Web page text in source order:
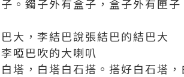
。鐲子外有盒子，盒子外有匣子
大，李結巴說張結巴的結巴大
啞巴吹的大喇叭
塔，白塔白石搭。搭好白石塔，